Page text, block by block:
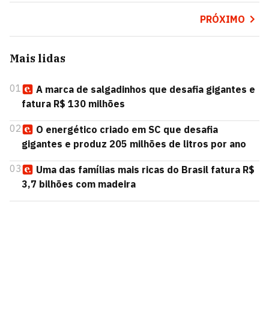
PRÓXIMO
Mais lidas
01
A marca de salgadinhos que desafia gigantes e
fatura R$ 130 milhões
02
O energético criado em SC que desafia
gigantes e produz 205 milhões de litros por ano
03
Uma das famílias mais ricas do Brasil fatura R$
3,7 bilhões com madeira